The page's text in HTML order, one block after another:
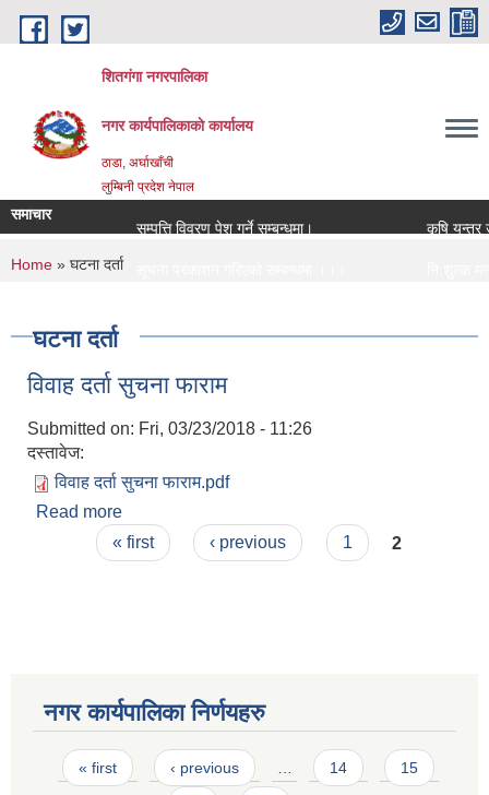
Skip to main content
शितगंगा नगरपालिका
नगर कार्यपालिकाकाे कार्यालय
ठाडा, अर्घाखाँची
लुम्बिनी प्रदेश नेपाल
समाचार
सम्पत्ति विवरण पेश गर्ने सम्बन्धमा।
कृषि यन्त्र
You are here
Home » घटना दर्ता
घटना दर्ता
विवाह दर्ता सुचना फाराम
Submitted on: Fri, 03/23/2018 - 11:26
दस्तावेज:
विवाह दर्ता सुचना फाराम.pdf
Read more
Pages« first ‹ previous 1 2
नगर कार्यपालिका निर्णयहरु
Pages
« first ‹ previous … 14 15